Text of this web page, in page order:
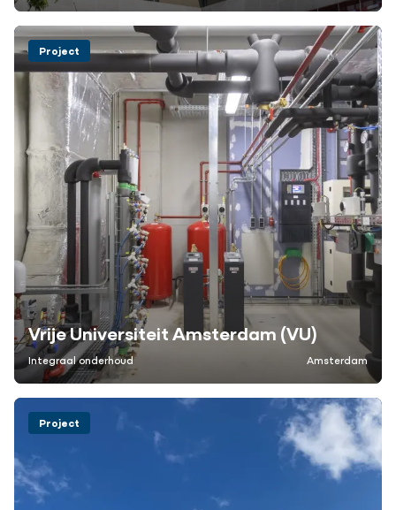
Vrije Universiteit Amsterdam (VU)
Project
Integraal onderhoud Amsterdam
Project